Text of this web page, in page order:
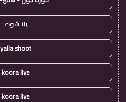
يلا شوت
yalla shoot
koora live
koora live